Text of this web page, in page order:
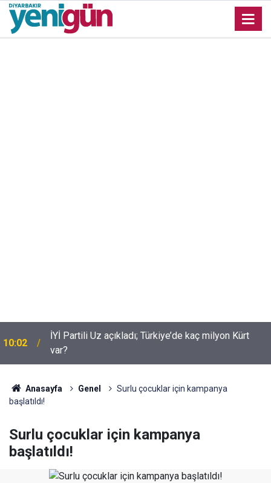
10:02
var?
09:54
Suça sürüklenen çocuklar için yeni düzenleme
neleri kapsiyor?
Anasayfa Genel
Surlu çocuklar için kampanya
başlatıldı!
Surlu çocuklar için kampanya
başlatıldı!